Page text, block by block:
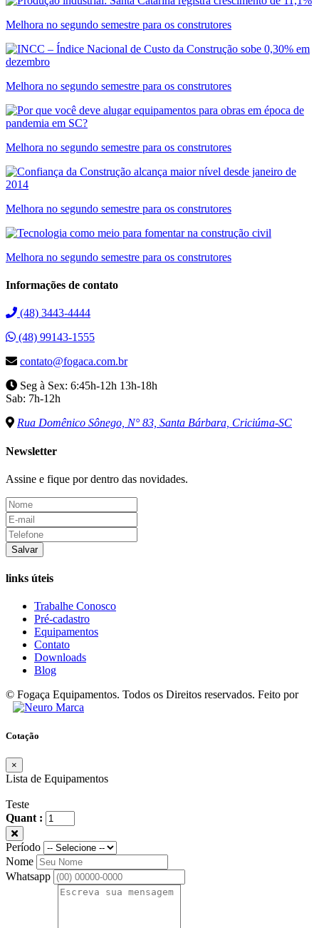
Melhora no segundo semestre para os construtores
Melhora no segundo semestre para os construtores
Melhora no segundo semestre para os construtores
Melhora no segundo semestre para os construtores
Melhora no segundo semestre para os construtores
Informações de contato
(48) 3443-4444
(48) 99143-1555
contato@fogaca.com.br
Seg à Sex: 6:45h-12h 13h-18h
Sab: 7h-12h
Rua Domênico Sônego, N° 83, Santa Bárbara, Criciúma-SC
Newsletter
Assine e fique por dentro das novidades.
Salvar
links úteis
Trabalhe Conosco
Pré-cadastro
Equipamentos
Contato
Downloads
Blog
© Fogaça Equipamentos. Todos os Direitos reservados. Feito por
Cotação
×
Lista de Equipamentos
Teste
Quant :
Período
Nome
Whatsapp